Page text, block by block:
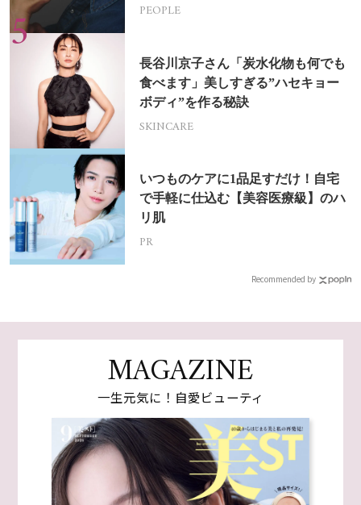
PEOPLE
長谷川京子さん「炭水化物も何でも
食べます」美しすぎる”ハセキョー
ボディ”を作る秘訣
SKINCARE
いつものケアに1品足すだけ！自宅
で手軽に仕込む【美容医療級】のハ
リ肌
PR
Recommended by
MAGAZINE
一生元気に！自愛ビューティ